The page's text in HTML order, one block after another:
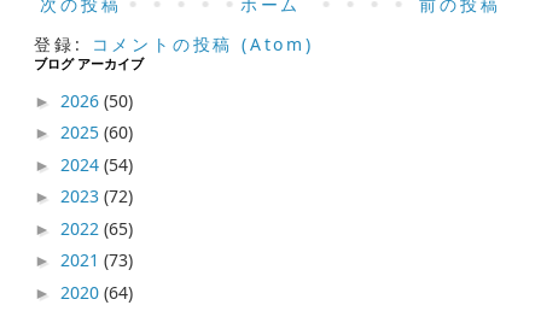
次の投稿 前の投稿
ホーム
登録:
コメントの投稿 (Atom)
ブログ アーカイブ
► 2026(50)
►2025(60)
► 2024(54)
►2023(72)
► 2022(65)
►2021(73)
► 2020(64)